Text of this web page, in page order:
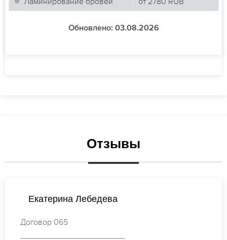
Обновлено: 03.08.2026
Отзывы
Валентина Лебедева
Договор 886